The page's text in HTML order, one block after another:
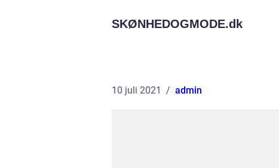
SKØNHEDOGMODE.dk
10 juli 2021 admin